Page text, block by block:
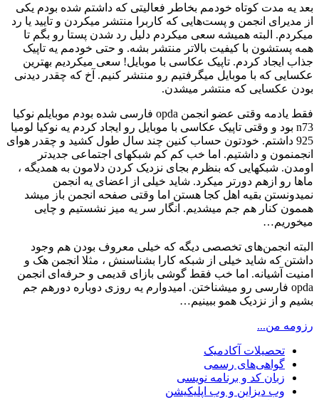
بعد یه مدت کوتاه خودمم بخاطر فعالیتی که داشتم شده بودم یکی
از مدیرای انجمن و پست‌هایی که کاربرا منتشر میکردن و تایید یا رد
میکردم. البته همیشه سعی میکردم دلیل رد شدن پستا رو بگم تا
همه پستشون با کیفیت بالاتر منتشر بشه. و حتی خودمم یه تاپیک
جذاب ایجاد کردم. تاپیک عکاسی با موبایل! سعی میکردیم بهترین
عکسایی که با موبایل میگرفتیم رو منتشر کنیم. آخ که چقدر دیدنی
بودن عکسایی که منتشر میشدن.
فقط یادمه وقتی عضو انجمن opda فارسی شده بودم موبایلم نوکیا
n73 بود و وقتی تاپیک عکاسی با موبایل رو ایجاد کردم یه نوکیا لومیا
925 داشتم. خودتون حساب کنین چند سال طول کشید و چقدر هوای
انجمنمون و داشتیم. اما خب کم کم شبکهای اجتماعی جدیدتر
اومدن. شبکهایی که بنظرم بجای نزدیک کردن دلامون به همدیگه ،
ماها رو ازهم دورتر میکرد. شاید خیلی از اعضای یه انجمن
نمیدونستن بقیه اهل کجا هستن اما وقتی صفحه انجمن باز میشد
هممون کنار هم جم میشدیم. انگار سر یه میز نشستیم و چایی
میخوریم…
البته انجمن‌های تخصصی دیگه که خیلی معروف بودن هم وجود
داشتن که شاید خیلی از شبکه کارا بشناسنش ، مثلا انجمن هک و
امنیت آشیانه. اما خب فقط گوشی بازای قدیمی و حرفه‌ای انجمن
opda فارسی رو میشناختن. امیدوارم یه روزی دوباره دورهم جم
بشیم و از نزدیک همو ببینیم…
رزومه من...
تحصیلات آکادمیک
گواهی‌های رسمی
زبان کد و برنامه نویسی
وب دیزاین و وب اپلیکیشن